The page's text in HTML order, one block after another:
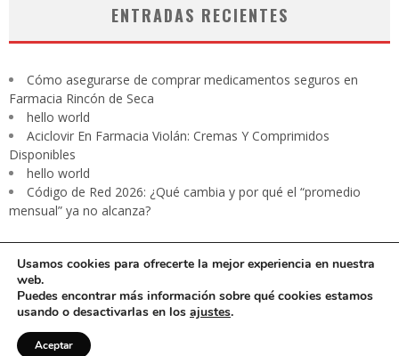
ENTRADAS RECIENTES
Cómo asegurarse de comprar medicamentos seguros en
Farmacia Rincón de Seca
hello world
Aciclovir En Farmacia Violán: Cremas Y Comprimidos
Disponibles
hello world
Código de Red 2026: ¿Qué cambia y por qué el “promedio
mensual” ya no alcanza?
CARTA PRESIDENTE
Usamos cookies para ofrecerte la mejor experiencia en nuestra
web.
Puedes encontrar más información sobre qué cookies estamos
usando o desactivarlas en los ajustes.
Aceptar